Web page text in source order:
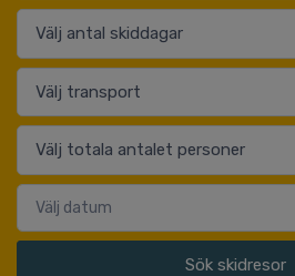
Sök skidresor